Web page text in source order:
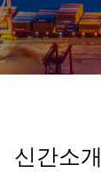
신간소개